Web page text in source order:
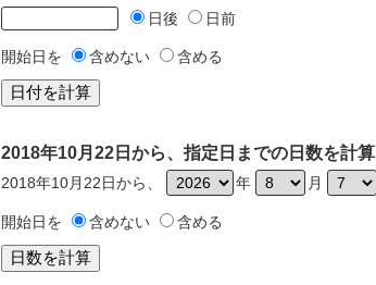
日後 日前
開始日を 含めない 含める
2018年10月22日から、指定日までの日数を計算
2018年10月22日から、 年 月
開始日を 含めない 含める